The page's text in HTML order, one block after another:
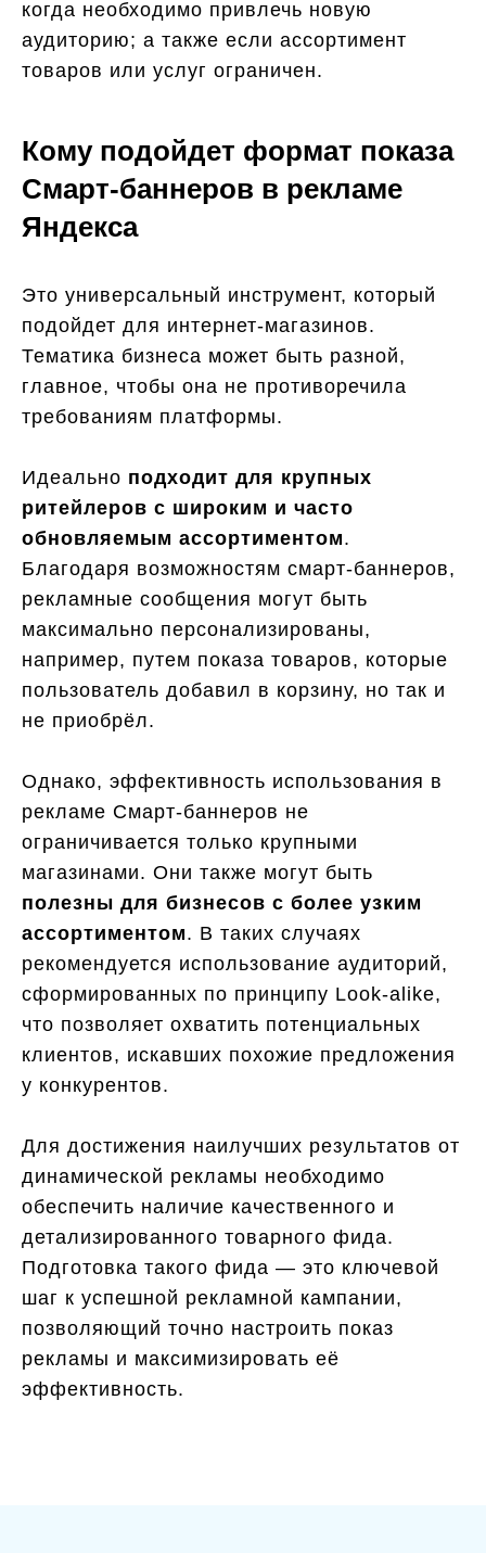
когда необходимо привлечь новую
аудиторию; а также если ассортимент
товаров или услуг ограничен.
Кому подойдет формат показа
Смарт-баннеров в рекламе
Яндекса
Это универсальный инструмент, который
подойдет для интернет-магазинов.
Тематика бизнеса может быть разной,
главное, чтобы она не противоречила
требованиям платформы.
Идеально подходит для крупных
ритейлеров с широким и часто
обновляемым ассортиментом.
Благодаря возможностям смарт-баннеров,
рекламные сообщения могут быть
максимально персонализированы,
например, путем показа товаров, которые
пользователь добавил в корзину, но так и
не приобрёл.
Однако, эффективность использования в
рекламе Cмарт-баннеров не
ограничивается только крупными
магазинами. Они также могут быть
полезны для бизнесов с более узким
ассортиментом. В таких случаях
рекомендуется использование аудиторий,
сформированных по принципу Look-alike,
что позволяет охватить потенциальных
клиентов, искавших похожие предложения
у конкурентов.
Для достижения наилучших результатов от
динамической рекламы необходимо
обеспечить наличие качественного и
детализированного товарного фида.
Подготовка такого фида — это ключевой
шаг к успешной рекламной кампании,
позволяющий точно настроить показ
рекламы и максимизировать её
эффективность.